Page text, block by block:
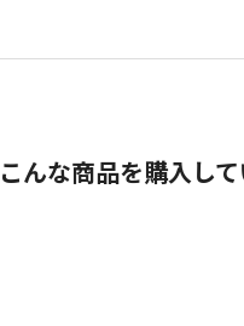
んな商品を購入して